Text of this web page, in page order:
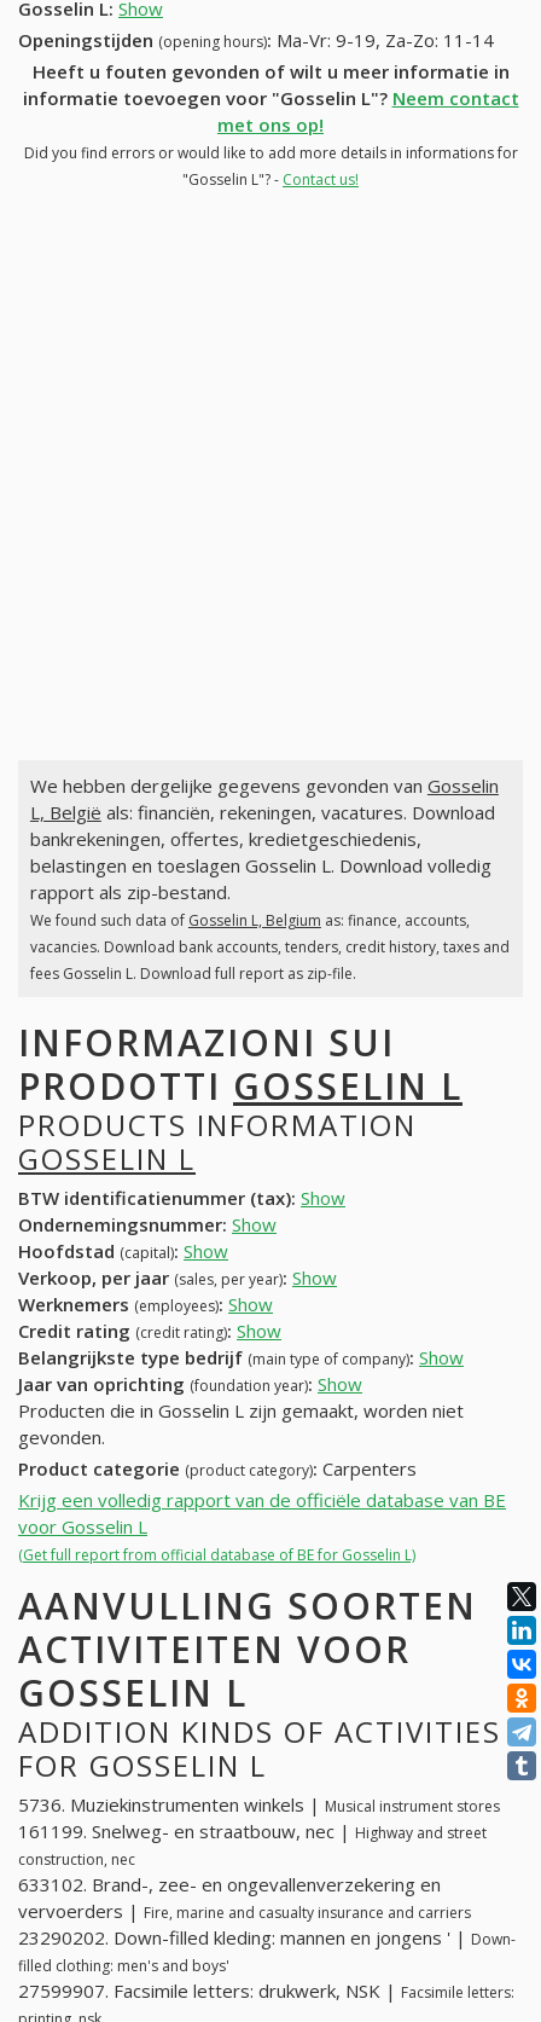
Gosselin L: Show
Openingstijden (opening hours): Ma-Vr: 9-19, Za-Zo: 11-14
Heeft u fouten gevonden of wilt u meer informatie in
informatie toevoegen voor "Gosselin L"? Neem contact
met ons op!
Did you find errors or would like to add more details in informations for
"Gosselin L"? - Contact us!
We hebben dergelijke gegevens gevonden van Gosselin
L, België als: financiën, rekeningen, vacatures. Download
bankrekeningen, offertes, kredietgeschiedenis,
belastingen en toeslagen Gosselin L. Download volledig
rapport als zip-bestand.
We found such data of Gosselin L, Belgium as: finance, accounts,
vacancies. Download bank accounts, tenders, credit history, taxes and
fees Gosselin L. Download full report as zip-file.
INFORMAZIONI SUI
PRODOTTI GOSSELIN L
PRODUCTS INFORMATION
GOSSELIN L
BTW identificatienummer (tax): Show
Ondernemingsnummer: Show
Hoofdstad (capital): Show
Verkoop, per jaar (sales, per year): Show
Werknemers (employees): Show
Credit rating (credit rating): Show
Belangrijkste type bedrijf (main type of company): Show
Jaar van oprichting (foundation year): Show
Producten die in Gosselin L zijn gemaakt, worden niet
gevonden.
Product categorie (product category): Carpenters
Krijg een volledig rapport van de officiële database van BE
voor Gosselin L
(Get full report from official database of BE for Gosselin L)
AANVULLING SOORTEN
ACTIVITEITEN VOOR
GOSSELIN L
ADDITION KINDS OF ACTIVITIES
FOR GOSSELIN L
5736. Muziekinstrumenten winkels | Musical instrument stores
161199. Snelweg- en straatbouw, nec | Highway and street
construction, nec
633102. Brand-, zee- en ongevallenverzekering en
vervoerders | Fire, marine and casualty insurance and carriers
23290202. Down-filled kleding: mannen en jongens ' | Down-
filled clothing: men's and boys'
27599907. Facsimile letters: drukwerk, NSK | Facsimile letters: